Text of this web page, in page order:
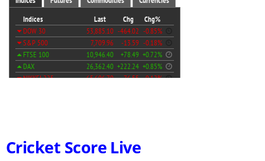
Cricket Score Live